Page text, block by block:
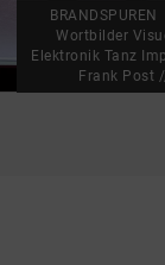
BRANDSPUREN
Wortbilder
Elektronik Tanz
Frank Post